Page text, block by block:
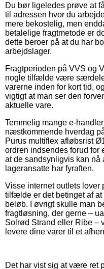
Du bør ligeledes prøve at
til adressen hvor du
mere bekostelig, men
betalelige fragtmetode er
dette beroer på at du har
arbejdslager.
Fragtperioden på VVS og
nogle tilfælde være
varerne inden for kort tid,
vigtigt at man ser den
aktuelle vare.
Temmelig mange e-
næstkommende hverdag
Purus multiflex afløbsrist
ordren indsendes forud for
at de sandsynligvis kan nå
lageransatte har fyraften.
Visse internet outlets lover
tilfælde er det betinget af
beløb. I øvrigt skulle man
fragtløsning, der gerne –
Solrød Strand eller Ribe –
levere dine varer til et
Det har vist sig at være ret